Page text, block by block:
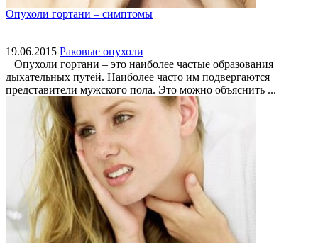
Опухоли гортани – симптомы
19.06.2015 Раковые опухоли
Опухоли гортани – это наиболее частые образования
дыхательных путей. Наиболее часто им подвергаются
представители мужского пола. Это можно объяснить ...